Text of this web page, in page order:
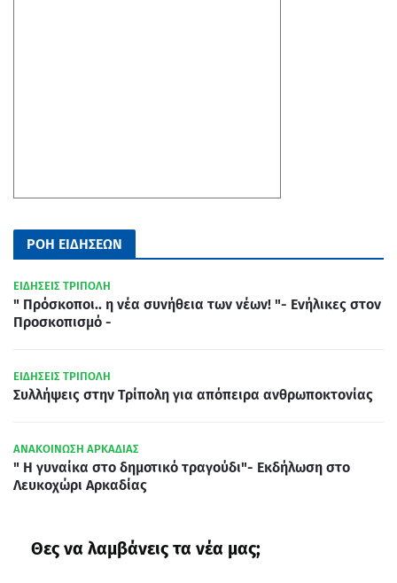
ΡΟΗ ΕΙΔΗΣΕΩΝ
ΕΙΔΗΣΕΙΣ ΤΡΙΠΟΛΗ
" Πρόσκοποι.. η νέα συνήθεια των νέων! "- Ενήλικες στον
Προσκοπισμό -
ΕΙΔΗΣΕΙΣ ΤΡΙΠΟΛΗ
Συλλήψεις στην Τρίπολη για απόπειρα ανθρωποκτονίας
ΑΝΑΚΟΙΝΩΣΗ ΑΡΚΑΔΙΑΣ
" Η γυναίκα στο δημοτικό τραγούδι"- Εκδήλωση στο
Λευκοχώρι Αρκαδίας
Θες να λαμβάνεις τα νέα μας;